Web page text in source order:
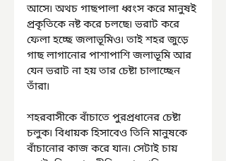
আসে৷ অথচ গাছপালা ধ্বংস করে মানুষই
প্রকৃতিকে নষ্ট করে চলছে৷ ভরাট করে
ফেলা হচ্ছে জলাভূমিও৷ তাই শহর জুড়ে
গাছ লাগানোর পাশাপাশি জলাভূমি আর
যেন ভরাট না হয় তার চেষ্টা চালাচ্ছেন
তাঁরা৷
শহরবাসীকে বাঁচাতে পুরপ্রধানের চেষ্টা
চলুক৷ বিধায়ক হিসাবেও তিনি মানুষকে
বাঁচানোর কাজ করে যান৷ সেটাই চায়